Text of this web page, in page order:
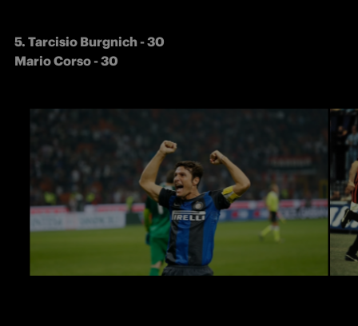
5. Tarcisio Burgnich - 30
Mario Corso - 30